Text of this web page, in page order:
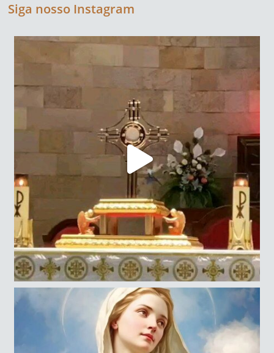
Siga nosso Instagram